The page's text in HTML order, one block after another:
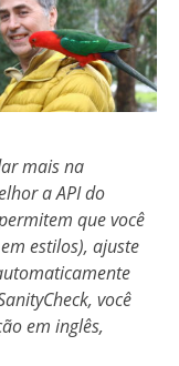
mais na
a API do
que você
estilos), ajuste
você
em inglês,